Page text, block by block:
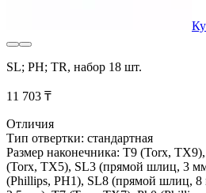
SL; PH; TR, набор 18 шт.
11 703 ₸
Отличия
Тип отвертки: стандартная
Размер наконечника: T9 (Torx,
(Torx, TX5), SL3 (прямой шлиц, 3
(Phillips, PH1), SL8 (прямой шлиц,